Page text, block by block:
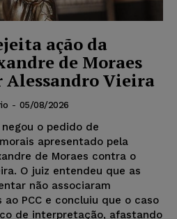
ação da
de Moraes
Alessandro Vieira
- 05/08/2026
o pedido de
apresentado pela
de Moraes contra o
O juiz entendeu que as
não associaram
PCC e concluiu que o caso
de interpretação, afastando